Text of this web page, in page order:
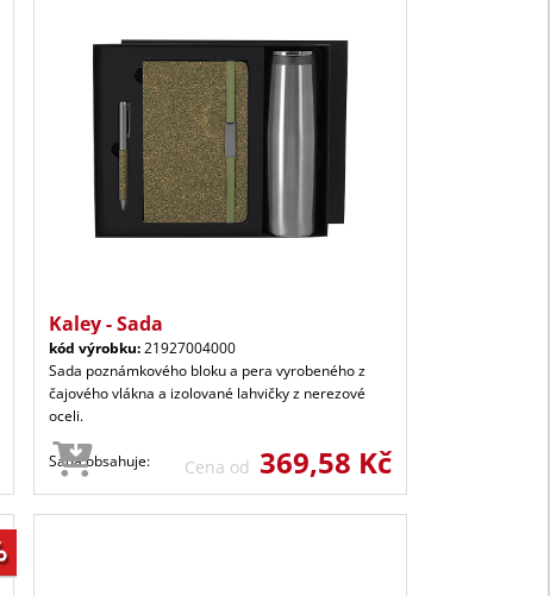
Kaley - Sada
kód výrobku:21927004000
Sada poznámkového bloku a pera vyrobeného z
čajového vlákna a izolované lahvičky z nerezové
oceli.
Sada obsahuje: Cena od 369,58 Kč